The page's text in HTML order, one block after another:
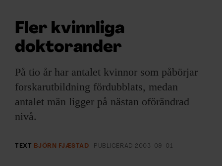
ÄMNEN
ARKIV & E-TIDNING
LYSSNA/PODD
EVENEMANG & RESOR
SHOP
Fler kvinnliga
doktorander
På tio år har antalet kvinnor som påbörjar
forskarutbildning fördubblats, medan
antalet män ligger på nästan oförändrad
nivå.
TEXT BJÖRN FJÆSTAD PUBLICERAD 2003-09-01